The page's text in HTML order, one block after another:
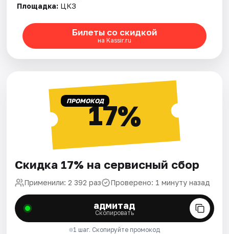
Площадка: ЦКЗ
Билеты со скидкой
на Kassir.ru
ПРОМОКОД17%
Скидка 17% на сервисный сбор
Применили: 2 392 раз Проверено: 1 минуту назад
адмитад
Скопировать
1 шаг. Скопируйте промокод